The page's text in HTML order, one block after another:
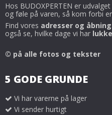
Hos BUDOXPERTEN er
og føle på varen, så kom forbi
Find vores adresser og
også se, hvilke dage vi har
© på alle fotos og tekster
5 GODE GRUNDE
Vi har varerne på lager
Vi sender hurtigt